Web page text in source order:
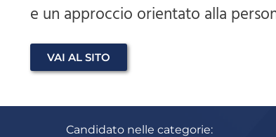
e un approccio orientato alla
VAI AL SITO
Candidato nelle categorie: